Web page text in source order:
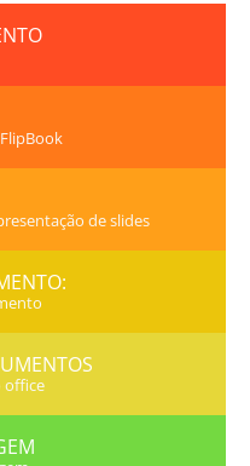
de slides
office